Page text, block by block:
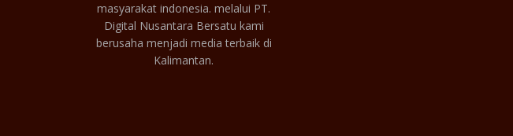
masyarakat indonesia. melalui PT.
Digital Nusantara Bersatu kami
berusaha menjadi media terbaik di
Kalimantan.